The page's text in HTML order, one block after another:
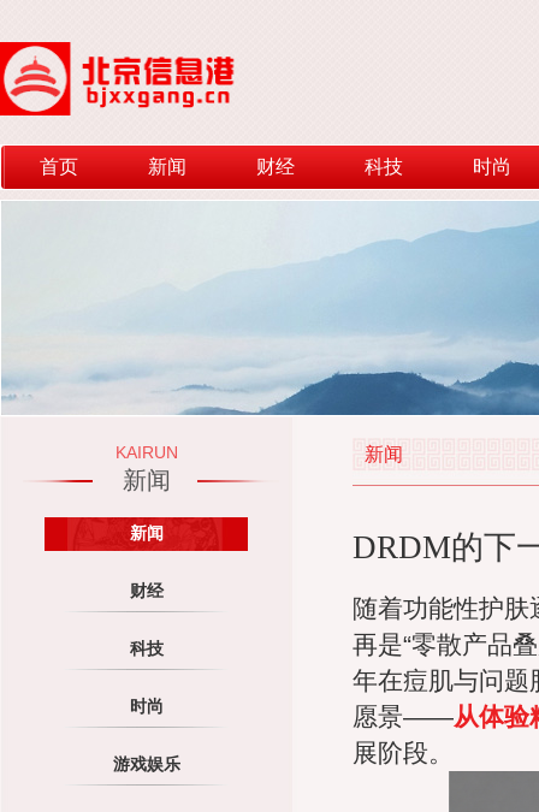
首页 新闻 财经 科技 时尚
KAIRUN
新闻
新闻
财经
科技
时尚
游戏娱乐
新闻
DRDM的下
随着功能性护
再是“零散产品
年在痘肌与问题
愿景——从体验
展阶段。